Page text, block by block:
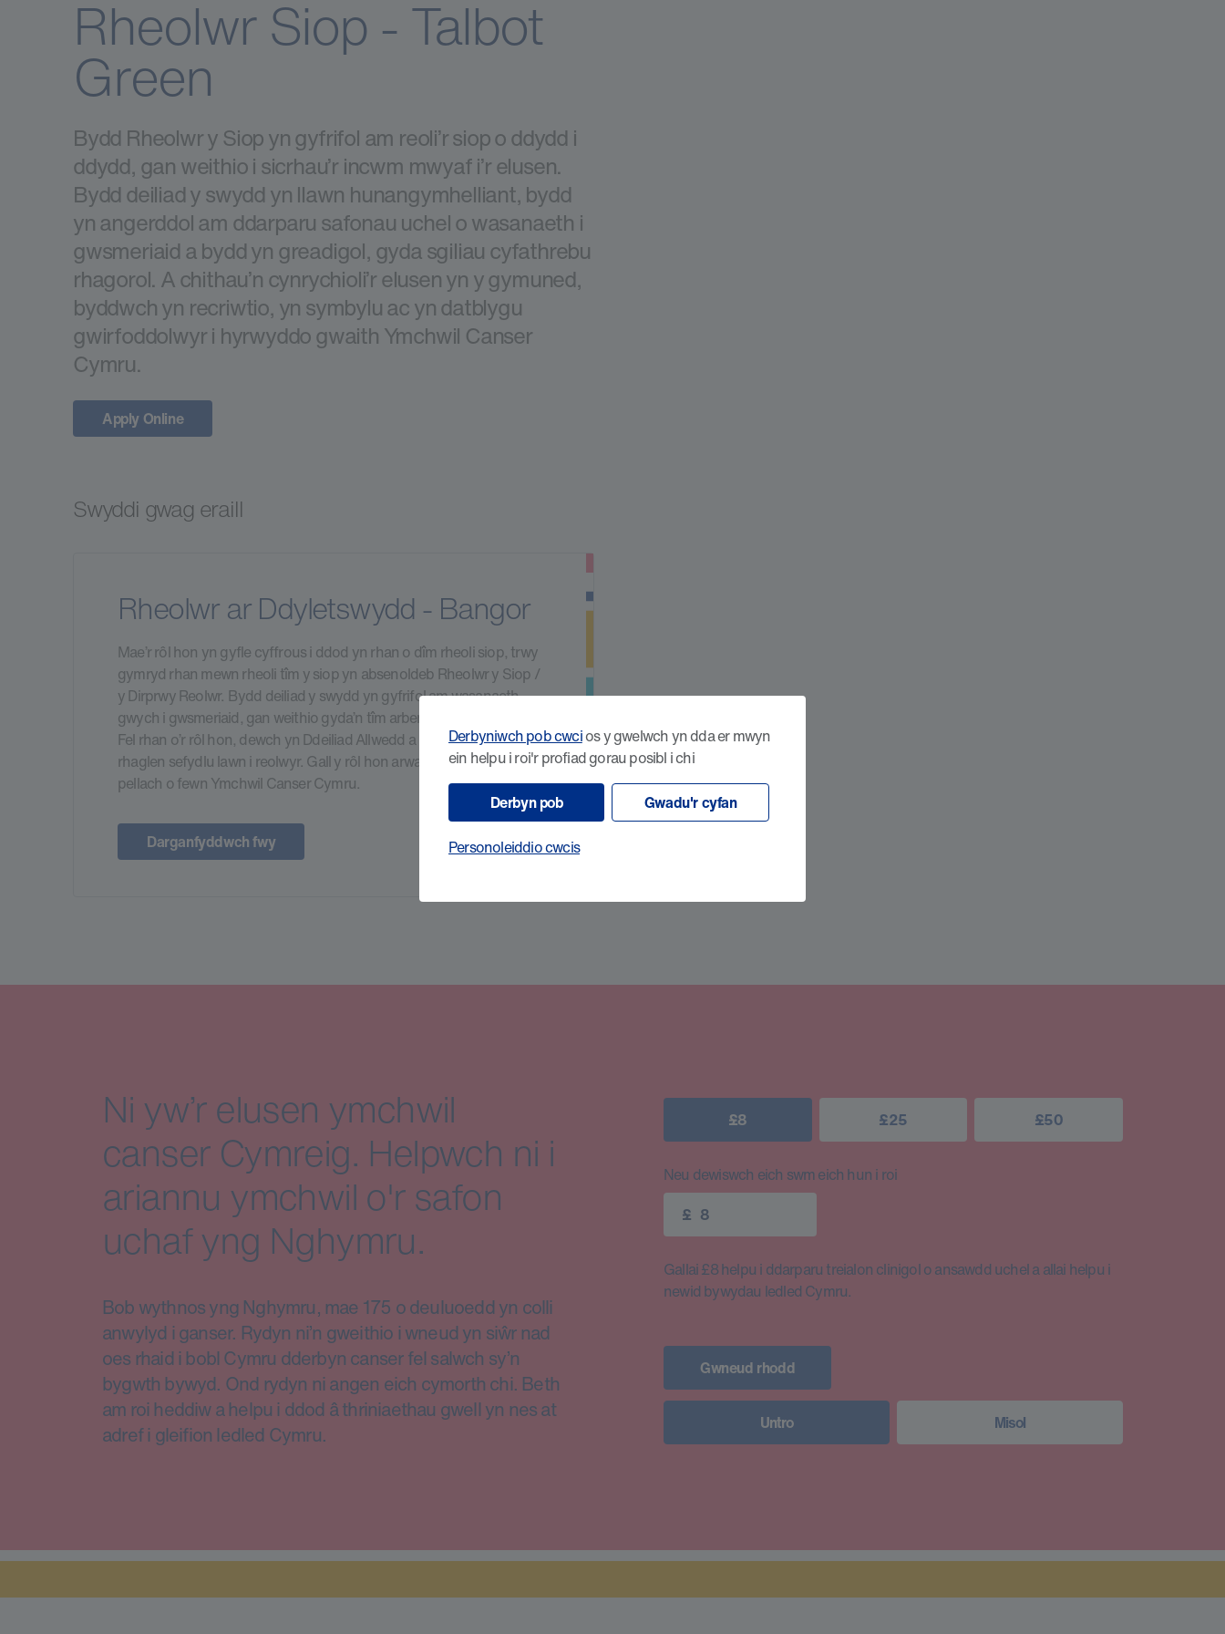
Derbyniwch pob cwcios y gwelwch yn dda er mwyn
ein helpu i roi'r profiad gorau posibl i chi
Derbyn pob Gwadu'r cyfan
Personoleiddio cwcis
Rheolwr Siop - Talbot
Green
Bydd Rheolwr y Siop yn gyfrifol am reoli’r siop o ddydd i
ddydd, gan weithio i sicrhau’r incwm mwyaf i’r elusen.
Bydd deiliad y swydd yn llawn hunangymhelliant, bydd
yn angerddol am ddarparu safonau uchel o wasanaeth i
gwsmeriaid a bydd yn greadigol, gyda sgiliau cyfathrebu
rhagorol. A chithau’n cynrychioli’r elusen yn y gymuned,
byddwch yn recriwtio, yn symbylu ac yn datblygu
gwirfoddolwyr i hyrwyddo gwaith Ymchwil Canser
Cymru.
Apply Online
Swyddi gwag eraill
Rheolwr ar Ddyletswydd - Bangor
Mae’r rôl hon yn gyfle cyffrous i ddod yn rhan o dîm rheoli siop, trwy
gymryd rhan mewn rheoli tîm y siop yn absenoldeb Rheolwr y Siop /
y Dirprwy Reolwr. Bydd deiliad y swydd yn gyfrifol am wasanaeth
gwych i gwsmeriaid, gan weithio gyda’n tîm arbennig o wirfoddolwyr.
Fel rhan o’r rôl hon, dewch yn Ddeiliad Allwedd a byddwch yn cael y
rhaglen sefydlu lawn i reolwyr. Gall y rôl hon arwain at ddyrchafiad
pellach o fewn Ymchwil Canser Cymru.
Darganfyddwch fwy
Ni yw’r elusen ymchwil
canser Cymreig. Helpwch ni i
ariannu ymchwil o'r safon
uchaf yng Nghymru.
Bob wythnos yng Nghymru, mae 175 o deuluoedd yn colli
anwylyd i ganser. Rydyn ni’n gweithio i wneud yn siŵr nad
oes rhaid i bobl Cymru dderbyn canser fel salwch sy’n
bygwth bywyd. Ond rydyn ni angen eich cymorth chi. Beth
am roi heddiw a helpu i ddod â thriniaethau gwell yn nes at
adref i gleifion ledled Cymru.
£8 £25 £50
Neu dewiswch eich swm eich hun i roi
£
Gallai £8 helpu i ddarparu treialon clinigol o ansawdd uchel a allai helpu i
newid bywydau ledled Cymru.
Gwneud rhodd
Untro Misol